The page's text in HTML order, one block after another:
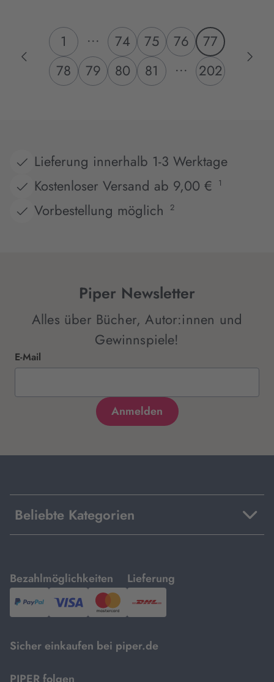
1 ... 74 75 76
77
78
79 80 81 ... 202
Lieferung innerhalb 1-3 Werktage
Kostenloser Versand ab 9,00 €
1
Vorbestellung möglich 2
Piper Newsletter
Alles über Bücher, Autor:innen und
Gewinnspiele!
E-Mail
Beliebte Kategorien
Bezahlmöglichkeiten
mit
PayPal,Visa
und
Lieferung
mit
DHL.
Sicher einkaufen bei piper.de